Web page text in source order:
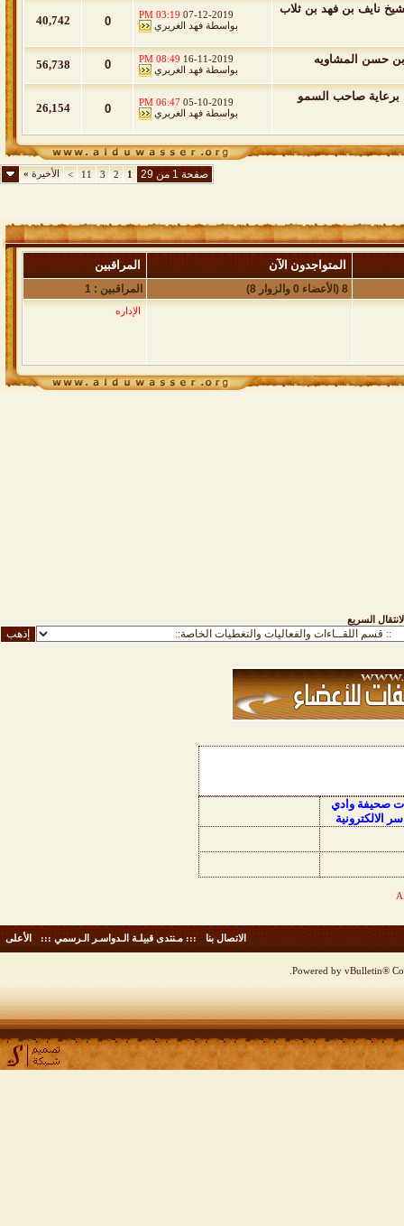
نايف بن فهد بن ثلاب 07-12-2019
03:19 PM
بواسطة فهد الغريري 0
40,742
بن حسن المشاويه 16-11-2019
08:49 PM
بواسطة فهد الغريري 0
56,738
برعاية صاحب السمو 05-10-2019
06:47 PM
بواسطة فهد الغريري 0
26,154
صفحة 1 من 29 1
2
3
11
> الأخيرة»
المتواجدون الآن المراقبين
8 (الأعضاء 0 والزوار 8) المراقبين : 1
الإداره
السريع
صحيفة وادي
الالكترونية
الاتصال بنا - ::: مـنتدى قبيلـة الـدواسـر الـرسمي ::: - الأعلى
Powered by vBulletin®